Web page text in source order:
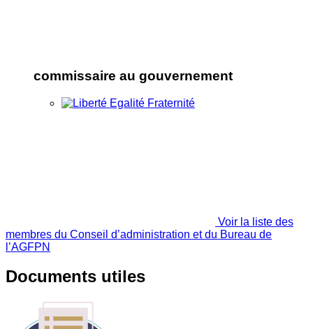
commissaire au gouvernement
Voir la liste des
membres du Conseil d’administration et du Bureau de
l’AGFPN
Documents utiles